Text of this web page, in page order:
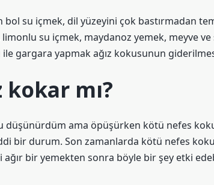
su içmek, dil yüzeyini çok bastırmadan
su içmek, maydanoz yemek, meyve
gargara yapmak ağız kokusunun
mı?
düşünürdüm ama öpüşürken kötü nefes
bir durum. Son zamanlarda kötü nefes
bir yemekten sonra böyle bir şey etki